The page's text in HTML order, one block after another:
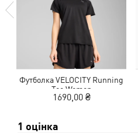
Футболка VELOCITY Running
Tee Women
1690,00 ₴
1 оцінка